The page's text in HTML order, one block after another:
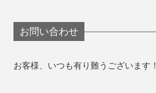
お問い合わせ
お客様、いつも有り難うございます！